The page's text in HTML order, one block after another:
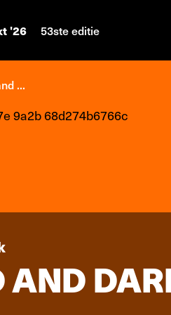
'26 53ste editie
...
AND